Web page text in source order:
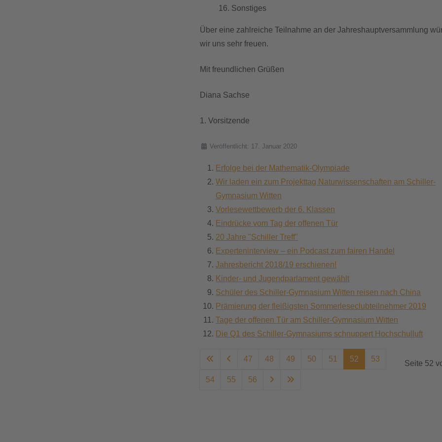
Sonstiges
Über eine zahlreiche Teilnahme an der Jahreshauptversammlung
wir uns sehr freuen.
Mit freundlichen Grüßen
Diana Sachse
1. Vorsitzende
DetailsVeröffentlicht: 17. Januar 2020
Erfolge bei der Mathematik-Olympiade
Wir laden ein zum Projekttag Naturwissenschaften am Schiller-
Gymnasium Witten
Vorlesewettbewerb der 6. Klassen
Eindrücke vom Tag der offenen Tür
20 Jahre "Schiller Treff"
Experteninterview – ein Podcast zum fairen Handel
Jahresbericht 2018/19 erschienen!
Kinder- und Jugendparlament gewählt
Schüler des Schiller-Gymnasium Witten reisen nach China
Prämierung der fleißigsten Sommerleseclubteilnehmer 2019
Tage der offenen Tür am Schiller-Gymnasium Witten
Die Q1 des Schiller-Gymnasiums schnuppert Hochschulluft
Seite 52
47 48 49 50 51 52 53
54 55 56